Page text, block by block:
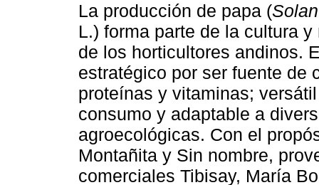
La producción de papa (
L.) forma parte de la cultura
de los horticultores andinos.
estratégico por ser fuente de
proteínas y vitaminas;
consumo y adaptable a
agroecológicas. Con el
Montañita y Sin nombre,
comerciales Tibisay, María